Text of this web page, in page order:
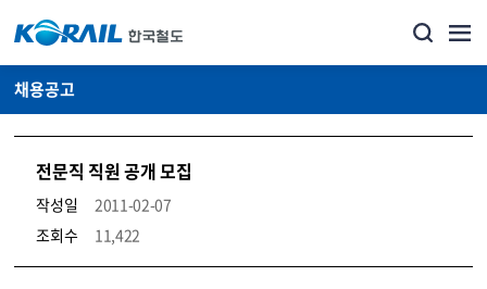
채용공고
전문직 직원 공개 모집
작성일
2011-02-07
조회수
11,422
코레일소개_경영공시_채용공고 상세보기 – 내용, 파일, 담당자 연락처로 구성